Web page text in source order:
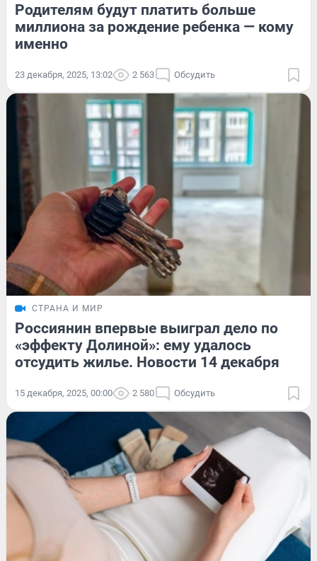
Родителям будут платить больше
миллиона за рождение ребенка — кому
именно
23 декабря, 2025, 13:02 2 563 Обсудить
СТРАНА И МИР
Россиянин впервые выиграл дело по
«эффекту Долиной»: ему удалось
отсудить жилье. Новости 14 декабря
15 декабря, 2025, 00:00 2 580 Обсудить